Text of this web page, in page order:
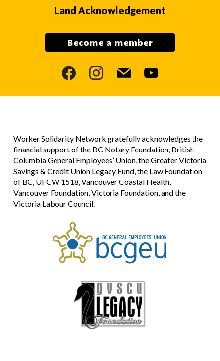
Land Acknowledgement
Become a member
facebookinstagram
mail youtube
Worker Solidarity Network gratefully acknowledges the
financial support of the BC Notary Foundation, British
Columbia General Employees’ Union, the Greater Victoria
Savings & Credit Union Legacy Fund, the Law Foundation
of BC, UFCW 1518, Vancouver Coastal Health,
Vancouver Foundation, Victoria Foundation, and the
Victoria Labour Council.